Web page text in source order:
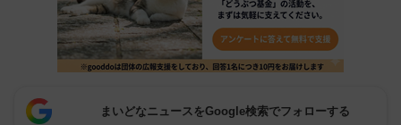
まいどなニュースをGoogle検索でフォローする